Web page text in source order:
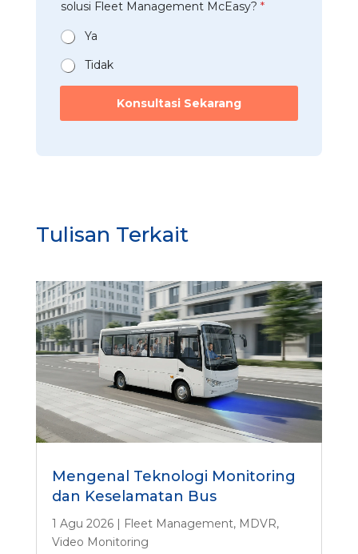
*
it
n
solusi Fleet Management McEasy? *
Ya
Tidak
Konsultasi Sekarang
Tulisan Terkait
Mengenal Teknologi Monitoring
dan Keselamatan Bus
1 Agu 2026| Fleet Management, MDVR,
Video Monitoring